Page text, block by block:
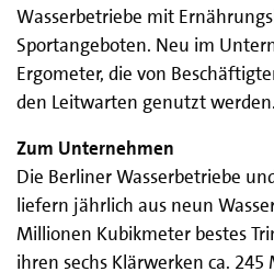
Wasserbetriebe mit
Sportangeboten. Neu im
Ergometer, die von
den Leitwarten genutzt werden.
Zum Unternehmen
Die Berliner Wasserbetriebe
liefern jährlich aus neun
Millionen Kubikmeter bestes
ihren sechs Klärwerken ca.